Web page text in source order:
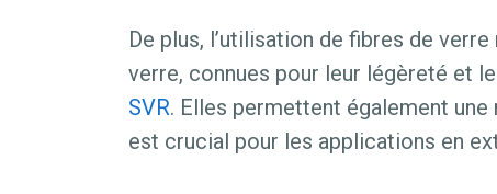
De plus, l’utilisation de fibres de
verre, connues pour leur légèreté et
SVR. Elles permettent également
est crucial pour les applications en